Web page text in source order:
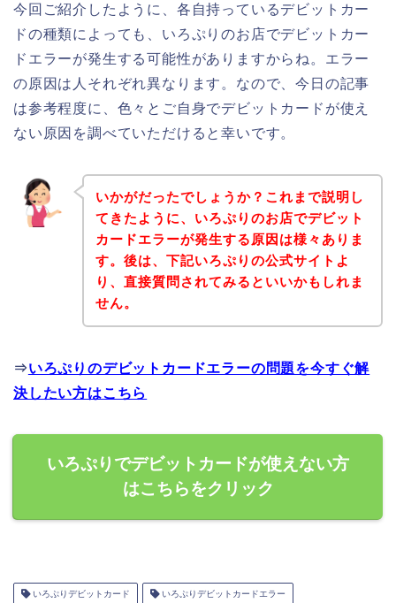
今回ご紹介したように、各自持っているデビットカー
ドの種類によっても、いろぷりのお店でデビットカー
ドエラーが発生する可能性がありますからね。エラー
の原因は人それぞれ異なります。なので、今日の記事
は参考程度に、色々とご自身でデビットカードが使え
ない原因を調べていただけると幸いです。
いかがだったでしょうか？これまで説明し
てきたように、いろぷりのお店でデビット
カードエラーが発生する原因は様々ありま
す。後は、下記いろぷりの公式サイトよ
り、直接質問されてみるといいかもしれま
せん。
⇒いろぷりのデビットカードエラーの問題を今すぐ解
決したい方はこちら
いろぷりでデビットカードが使えない方
はこちらをクリック
いろぷりデビットカード いろぷりデビットカードエラー